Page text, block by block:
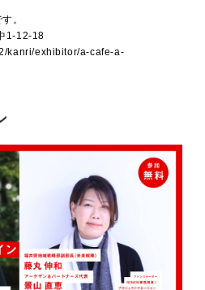
。
1-12-18
kanri/exhibitor/a-cafe-a-